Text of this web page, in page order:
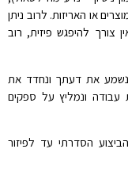
או האריזות. לרוב ניתן
צורך להיפגש פיזית, רוב
נשמע את דעתך ונחדד את
עבודה ונמליץ על ספקים
הסדרתי עד לפיזור